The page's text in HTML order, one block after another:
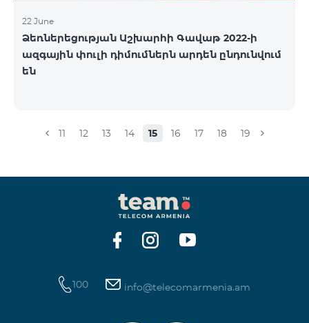
22 June
Ձեռներեցության Աշխարհի Գավաթ 2022-ի
ազգային փուլի դիմումներն արդեն ընդունվում
են
11 12 13 14 15 16 17 18 19
100 info@telecomarmenia.am